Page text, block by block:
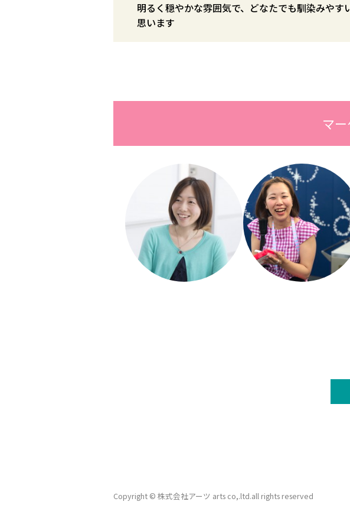
明るく穏やかな雰囲気で、どなたでも馴染みやす
思います
マ
Copyright © 株式会社アーツ arts co,.ltd.all rights reserved